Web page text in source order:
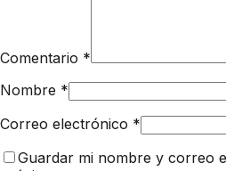
Comentario *
Nombre *
Correo electrónico *
Guardar mi nombre y correo